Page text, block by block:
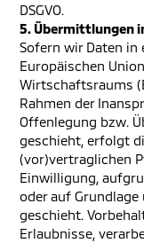
DSGVO.
5. Übermittlungen
Sofern wir Daten in
Europäischen
Wirtschaftsraums
Rahmen der
Offenlegung bzw.
geschieht, erfolgt
(vor)vertraglichen
Einwilligung,
oder auf
geschieht.
Erlaubnisse,